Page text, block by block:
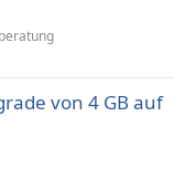
von 4 GB auf